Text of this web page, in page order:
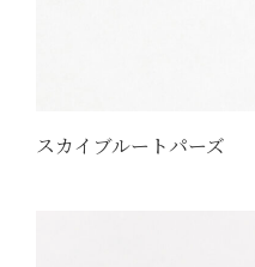
スカイブルートパーズ